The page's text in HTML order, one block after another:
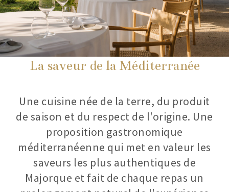
La saveur de la Méditerranée
Une cuisine née de la terre, du produit
de saison et du respect de l'origine. Une
proposition gastronomique
méditerranéenne qui met en valeur les
saveurs les plus authentiques de
Majorque et fait de chaque repas un